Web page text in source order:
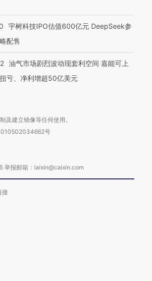
宇树科技IPO估值600亿元 DeepSeek参
配售
油气市场剧烈波动现套利空间 嘉能可上
亏、净利增超50亿美元
及建立镜像等任何使用。
号
举报邮箱：laixin@caixin.com
接